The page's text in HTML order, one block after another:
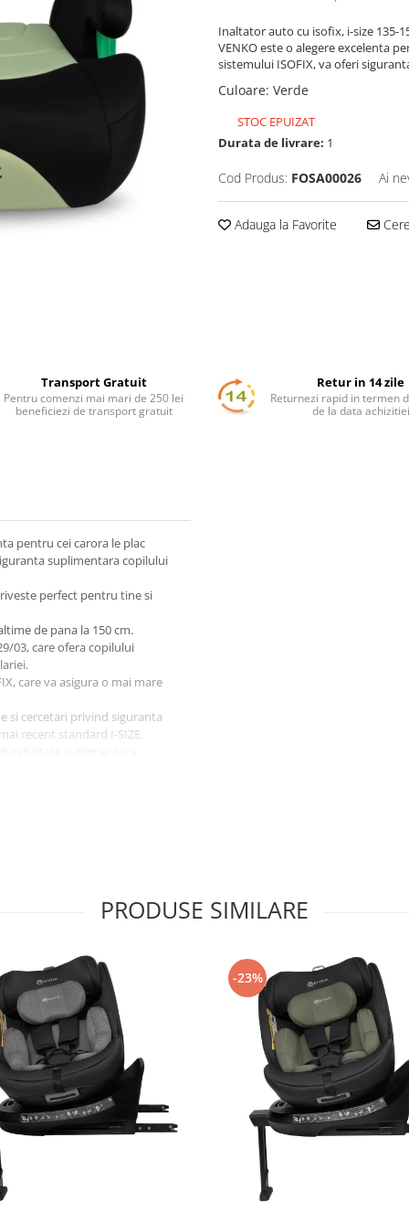
Inaltator auto cu isofix, i-size 135-
VENKO este o alegere excelenta
sistemului ISOFIX, va oferi
Culoare: Verde
STOC EPUIZAT
Durata de livrare: 1
Cod Produs: FOSA00026 Ai
Adauga la Favorite
Transport Gratuit
Pentru comenzi mai mari de 250 lei
beneficiezi de transport gratuit
Retur in 14 zile
Returnezi rapid in termen
de la data achizitiei
pentru cei carora le plac
suplimentara copilului
perfect pentru tine si
de pana la 150 cm.
03, care ofera copilului
care va asigura o mai mare
si cercetari privind siguranta
recent standard I-SIZE.
stabilizeaza pozitia Copilului
PRODUSE SIMILARE
-23%